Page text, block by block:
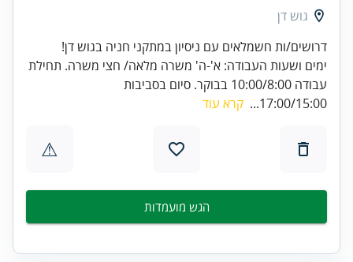
גוש דן
דרושים/ות חשמלאים עם ניסיון במתקני חניה בגוש דן!
ימים ושעות העבודה: א'-ה' משרה מלאה/ חצי משרה. תחילת
עבודה 10:00/8:00 בבוקר. סיום בסביבות
17:00/15:00...
קרא עוד
⚠
הגש מועמדות